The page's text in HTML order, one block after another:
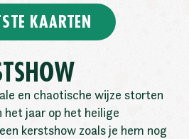
KAARTEN
en chaotische wijze storten
het jaar op het heilige
kerstshow zoals je hem nog